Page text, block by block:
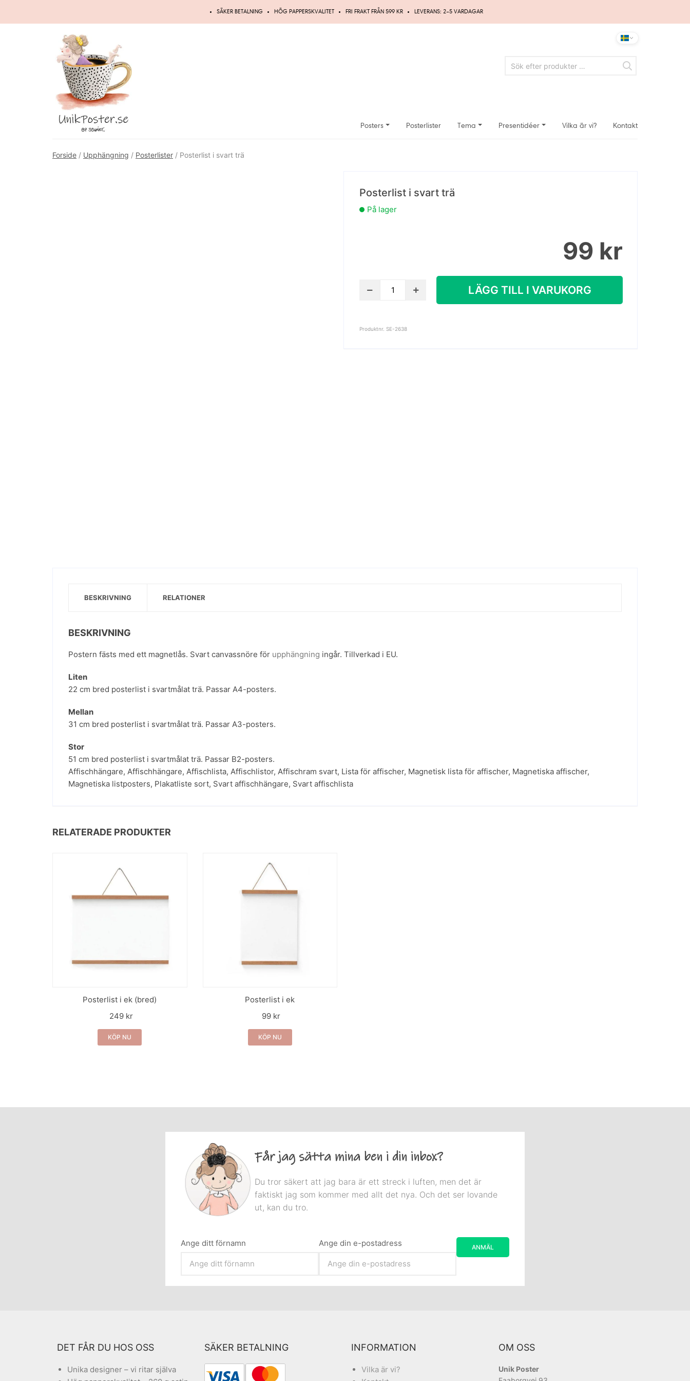
SÄKER BETALNING HÖG PAPPERSKVALITET FRI FRAKT FRÅN 599 KR LEVERANS: 2–5 VARDAGAR
Posters Posterlister Tema Presentidéer Vilka är vi? Kontakt
Forside / Upphängning / Posterlister / Posterlist i svart trä
Posterlist i svart trä
På lager
99 kr
Posterlist
mängd
LÄGG TILL I VARUKORG
Produktnr. SE-2638
BESKRIVNING RELATIONER
BESKRIVNING
Postern fästs med ett magnetlås. Svart canvassnöre för upphängning ingår. Tillverkad i EU.
Liten
22 cm bred posterlist i svartmålat trä. Passar A4-posters.
Mellan
31 cm bred posterlist i svartmålat trä. Passar A3-posters.
Stor
51 cm bred posterlist i svartmålat trä. Passar B2-posters.
Affischhängare, Affischhängare, Affischlista, Affischlistor, Affischram svart, Lista för affischer, Magnetisk lista för affischer, Magnetiska affischer,
Magnetiska listposters, Plakatliste sort, Svart affischhängare, Svart affischlista
RELATERADE PRODUKTER
Posterlist i ek (bred)
249 kr
KÖP NU
Posterlist i ek
99 kr
KÖP NU
Får jag sätta mina ben i din inbox?
Du tror säkert att jag bara är ett streck i luften, men det är
faktiskt jag som kommer med allt det nya. Och det ser lovande
ut, kan du tro.
Ange ditt förnamn Ange din e-postadress
DET FÅR DU HOS OSS
Unika designer – vi ritar själva
SÄKER BETALNING INFORMATION
Vilka är vi?
OM OSS
Unik Poster